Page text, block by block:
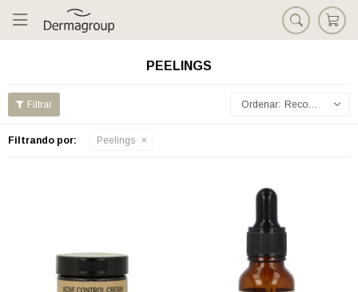

PEELINGS
Recomendados
Filtrando por: Peelings